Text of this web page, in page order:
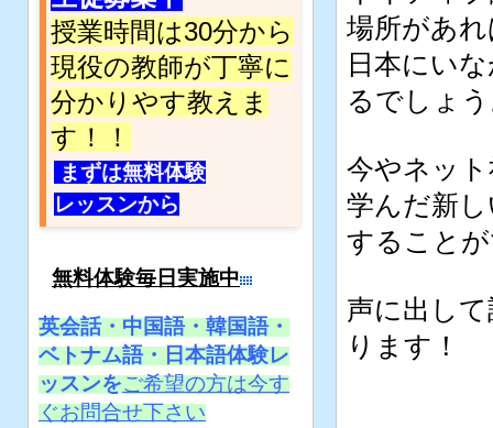
場所があ
日本にい
るでしょ
今やネッ
学んだ新
すること
声に出し
ります！
授業時間は30分から
現役の教師が丁寧に
分かりやす教えま
す ！！
まずは無料体験
レッスンから
無料体験毎日実施中
英会話・中国語・韓国語・
ベトナム語・日本語体験レ
ッスンをご希望の方は今す
ぐお問合せ下さい